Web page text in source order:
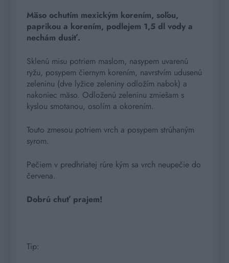
Mäso ochutím mexickým korením, soľou,
paprikou a korením, podlejem 1,5 dl vody a
nechám dusiť.
Sklenú misu potriem maslom, nasypem uvarenú
ryžu, posypem čiernym korením, navrstvím udusenú
zeleninu (dve lyžice zeleniny odložím nabok) a
nakoniec mäso. Odloženú zeleninu zmiešam s
kyslou smotanou, osolím a okorením.
Touto zmesou potriem vrch a posypem strúhaným
syrom.
Pečiem v predhriatej rúre kým sa vrch neupečie do
červena.
Dobrú chuť prajem!
Tip: